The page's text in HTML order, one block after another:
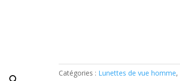
Catégories : Lunettes de vue homme,